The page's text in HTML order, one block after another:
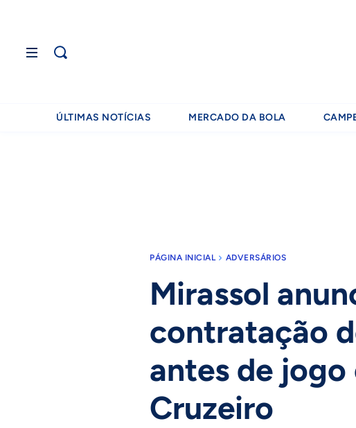
ÚLTIMAS NOTÍCIAS MERCADO DA BOLA
PÁGINA INICIAL ADVERSÁRIOS
Mirassol
contratação
antes de
Cruzeiro